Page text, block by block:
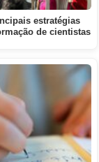
estratégias
de cientistas